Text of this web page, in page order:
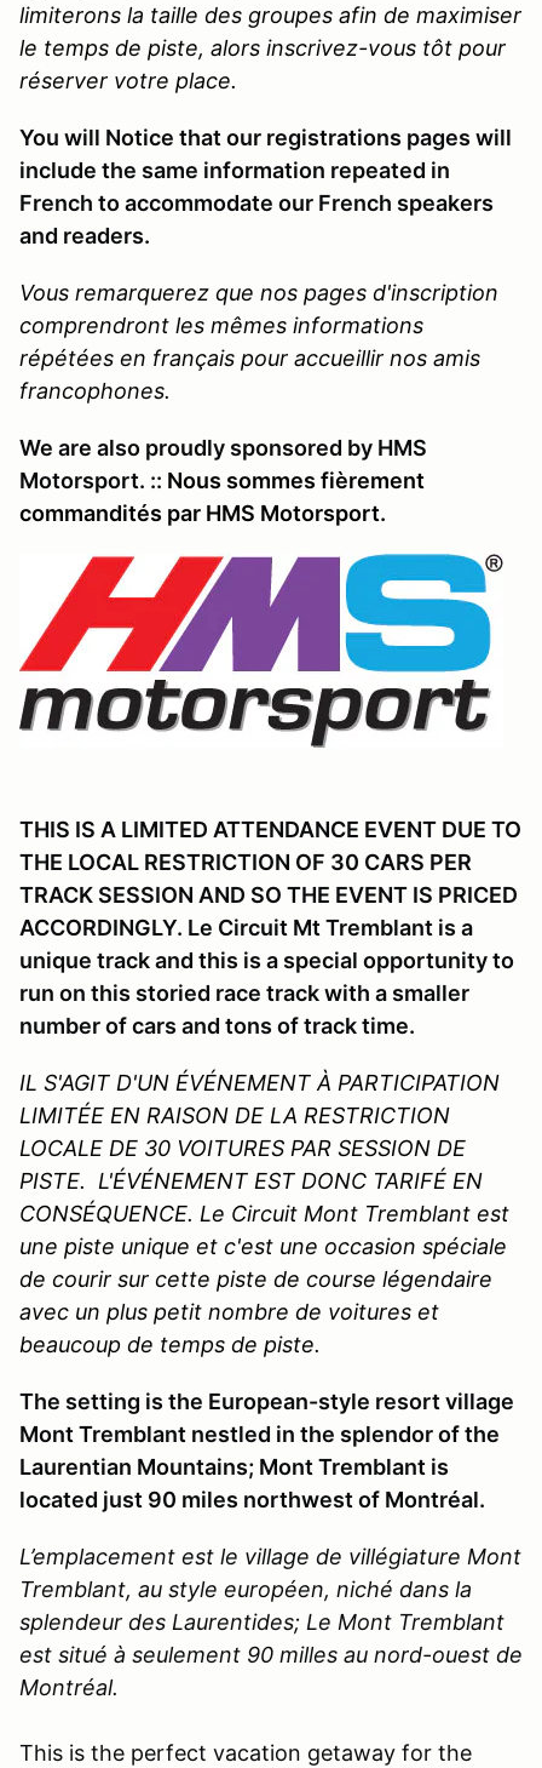
limiterons la taille des groupes afin de maximiser
le temps de piste, alors inscrivez-vous tôt pour
réserver votre place.
You will Notice that our registrations pages will
include the same information repeated in
French to accommodate our French speakers
and readers.
Vous remarquerez que nos pages d'inscription
comprendront les mêmes informations
répétées en français pour accueillir nos amis
francophones.
We are also proudly sponsored by HMS
Motorsport. :: Nous sommes fièrement
commandités par HMS Motorsport.
THIS IS A LIMITED ATTENDANCE EVENT DUE TO
THE LOCAL RESTRICTION OF 30 CARS PER
TRACK SESSION AND SO THE EVENT IS PRICED
ACCORDINGLY. Le Circuit Mt Tremblant is a
unique track and this is a special opportunity to
run on this storied race track with a smaller
number of cars and tons of track time.
IL S'AGIT D'UN ÉVÉNEMENT À PARTICIPATION
LIMITÉE EN RAISON DE LA RESTRICTION
LOCALE DE 30 VOITURES PAR SESSION DE
PISTE. L'ÉVÉNEMENT EST DONC TARIFÉ EN
CONSÉQUENCE. Le Circuit Mont Tremblant est
une piste unique et c'est une occasion spéciale
de courir sur cette piste de course légendaire
avec un plus petit nombre de voitures et
beaucoup de temps de piste.
The setting is the European-style resort village
Mont Tremblant nestled in the splendor of the
Laurentian Mountains; Mont Tremblant is
located just 90 miles northwest of Montréal.
L’emplacement est le village de villégiature Mont
Tremblant, au style européen, niché dans la
splendeur des Laurentides; Le Mont Tremblant
est situé à seulement 90 milles au nord-ouest de
Montréal.
This is the perfect vacation getaway for the